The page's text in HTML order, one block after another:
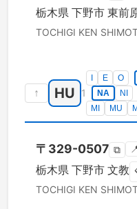
栃木県 下野市 東前
TOCHIGI KEN
↑ HU 1
E O
NA
NI
MI
MU
〒 329-0507 ⧉
栃木県 下野市 文教
TOCHIGI KEN